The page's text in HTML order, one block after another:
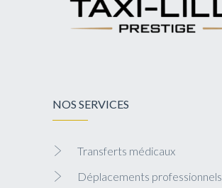
NOS SERVICES
Transferts médicaux
Déplacements professionnels